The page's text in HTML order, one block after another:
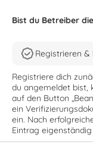
Bist du Betreiber
Registrieren &
Registriere dich
du angemeldet bist,
auf den Button
ein
ein. Nach
Eintrag